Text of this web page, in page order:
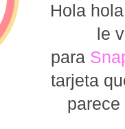
Hola
le
para
tarjeta